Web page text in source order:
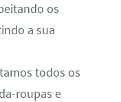
os
a sua
todos os
roupas e